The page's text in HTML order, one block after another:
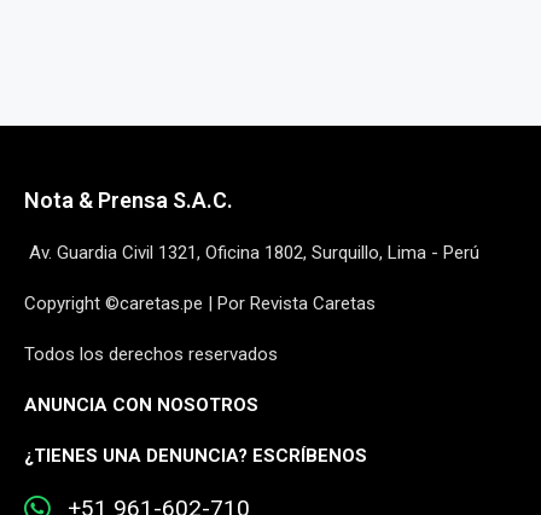
Nota & Prensa S.A.C.
Av. Guardia Civil 1321, Oficina 1802, Surquillo, Lima - Perú
Copyright ©caretas.pe | Por Revista Caretas
Todos los derechos reservados
ANUNCIA CON NOSOTROS
¿TIENES UNA DENUNCIA? ESCRÍBENOS
+51 961-602-710